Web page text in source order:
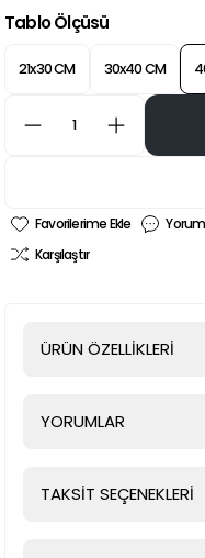
Tablo Ölçüsü
21x30 CM 30x40 CM
Karşılaştır
ÜRÜN ÖZELLİKLERİ
YORUMLAR
TAKSİT SEÇENEKLERİ